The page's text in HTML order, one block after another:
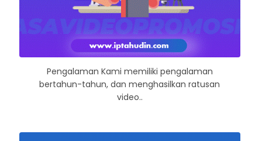
Pengalaman Kami memiliki pengalaman
bertahun-tahun, dan menghasilkan ratusan
video..